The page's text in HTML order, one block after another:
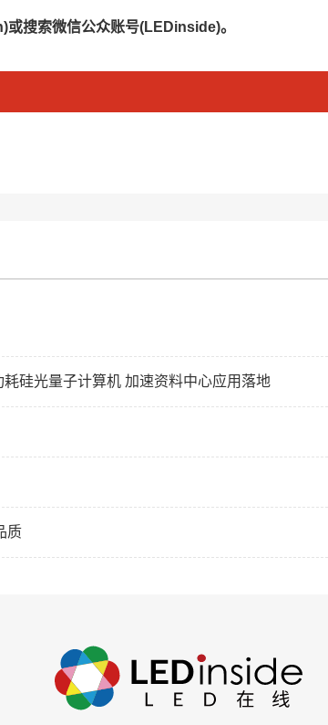
搜索微信公众账号(LEDinside)。
硅光量子计算机 加速资料中心应用落地
质